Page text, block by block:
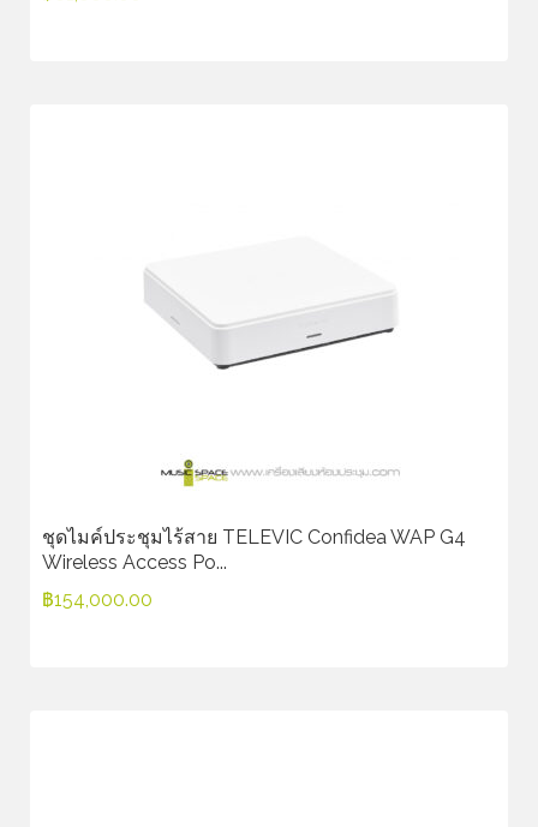
ชุดไมค์ประชุมไร้สาย TELEVIC Confidea WAP G4
Wireless Access Po...
฿154,000.00